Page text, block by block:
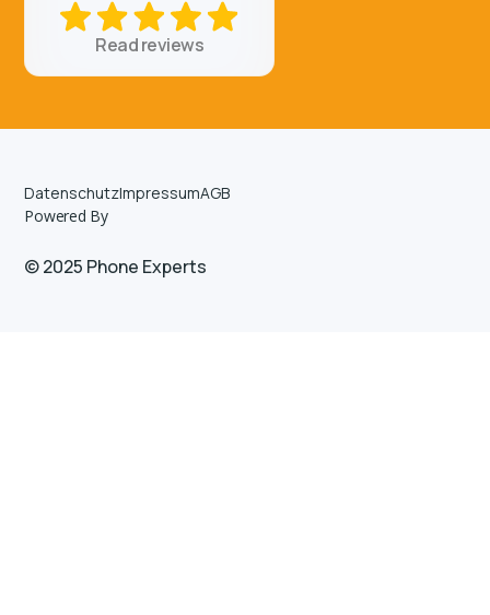
Read reviews
© 2025 Phone Experts
Powered By
DatenschutzImpressumAGB